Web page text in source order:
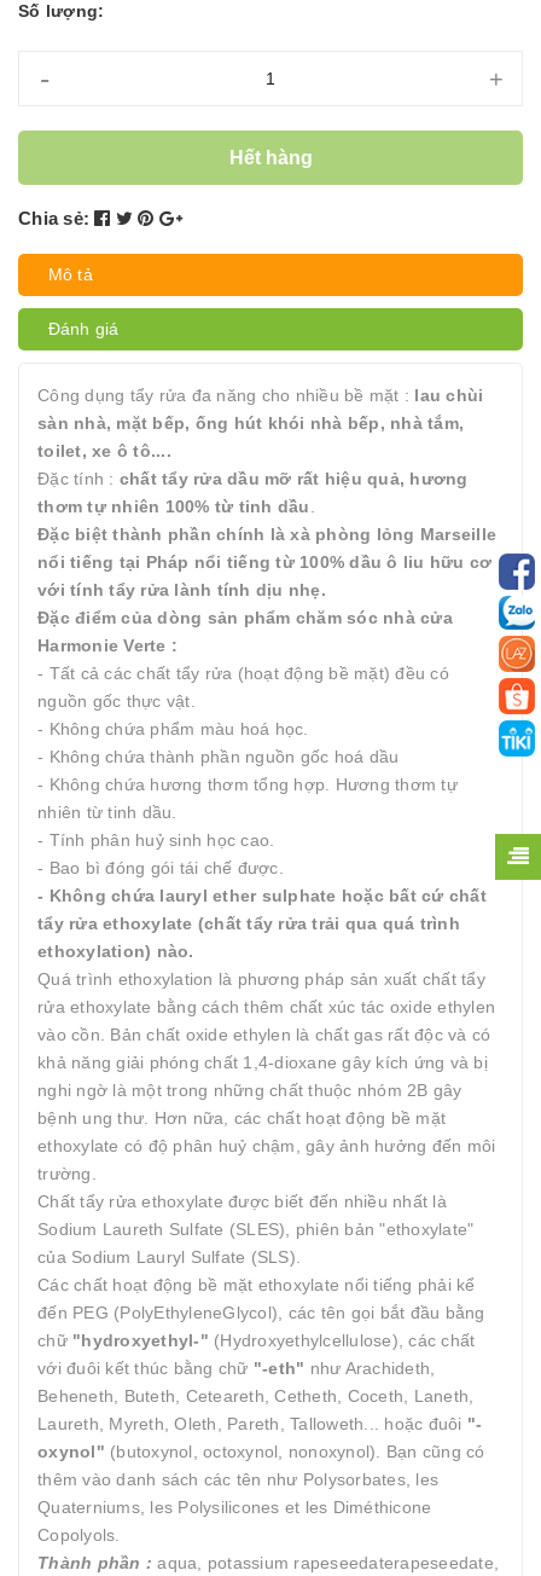
Số lượng:
- +
Hết hàng
Chia sẻ:
Mô tả
Đánh giá
Công dụng tẩy rửa đa năng cho nhiều bề mặt : lau chùi
sàn nhà, mặt bếp, ống hút khói nhà bếp, nhà tắm,
toilet, xe ô tô....
Đặc tính : chất tẩy rửa dầu mỡ rất hiệu quả, hương
thơm tự nhiên 100% từ tinh dầu
Đặc biệt thành phần chính là xà phòng lỏng Marseille
nổi tiếng tại Pháp nổi tiếng từ 100% dầu ô liu hữu cơ
với tính tẩy rửa lành tính dịu nhẹ.
Đặc điểm của dòng sản phẩm chăm sóc nhà cửa
Harmonie Verte :
- Tất cả các chất tẩy rửa (hoạt động bề mặt) đều có
nguồn gốc thực vật.
- Không chứa phẩm màu hoá học.
- Không chứa thành phần nguồn gốc hoá dầu
- Không chứa hương thơm tổng hợp. Hương thơm tự
nhiên từ tinh dầu.
- Tính phân huỷ sinh học cao.
- Bao bì đóng gói tái chế được.
- Không chứa lauryl ether sulphate hoặc bất cứ chất
tẩy rửa ethoxylate (chất tẩy rửa trải qua quá trình
ethoxylation) nào.
Quá trình ethoxylation là phương pháp sản xuất chất tẩy
rửa ethoxylate bằng cách thêm chất xúc tác oxide ethylen
vào cồn. Bản chất oxide ethylen là chất gas rất độc và có
khả năng giải phóng chất 1,4-dioxane gây kích ứng và bị
nghi ngờ là một trong những chất thuộc nhóm 2B gây
bệnh ung thư. Hơn nữa, các chất hoạt động bề mặt
ethoxylate có độ phân huỷ chậm, gây ảnh hưởng đến môi
trường.
Chất tẩy rửa ethoxylate được biết đến nhiều nhất là
Sodium Laureth Sulfate (SLES), phiên bản "ethoxylate"
của Sodium Lauryl Sulfate (SLS).
Các chất hoạt động bề mặt ethoxylate nổi tiếng phải kể
đến PEG (PolyEthyleneGlycol), các tên gọi bắt đầu bằng
chữ"hydroxyethyl-" (Hydroxyethylcellulose), các chất
với đuôi kết thúc bằng chữ "-eth" như Arachideth,
Beheneth, Buteth, Ceteareth, Cetheth, Coceth, Laneth,
Laureth, Myreth, Oleth, Pareth, Talloweth... hoặc đuôi "-
oxynol" (butoxynol, octoxynol, nonoxynol). Bạn cũng có
thêm vào danh sách các tên như Polysorbates, les
Quaterniums, les Polysilicones et les Diméthicone
Copolyols.
Thành phần : aqua, potassium rapeseedaterapeseedate,